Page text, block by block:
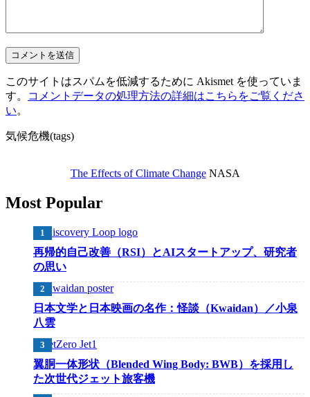
このサイトはスパムを低減するために Akismet を使っていま
す。
コメントデータの処理方法の詳細はこちらをご覧くださ
い。
気候危機(tags)
The Effects of Climate ChangeNASA
Most Popular
再帰的自己改善（RSI）とAIスタートアップ、研究者
の思い
日本文学と日本映画の名作：怪談（Kwaidan）／小泉
八雲
翼胴一体形状（Blended Wing Body: BWB）を採用し
た次世代ジェット旅客機